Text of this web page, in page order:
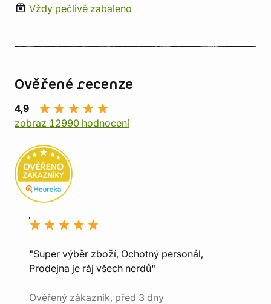
Vždy pečlivě zabaleno
Ověřené recenze
4,9
zobraz 12990 hodnocení
"Super výběr zboží, Ochotný personál,
Prodejna je ráj všech nerdů"
Ověřený zákazník, před 3 dny